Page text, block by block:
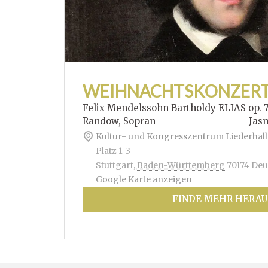
Felix Mendelssohn Bartholdy ELIAS op.
Randow, Sopran Jasmin
Kultur- und Kongresszentrum
Platz 1-3
Stuttgart, Baden-Württemberg 70174
Google Karte anzeigen
FINDE MEHR